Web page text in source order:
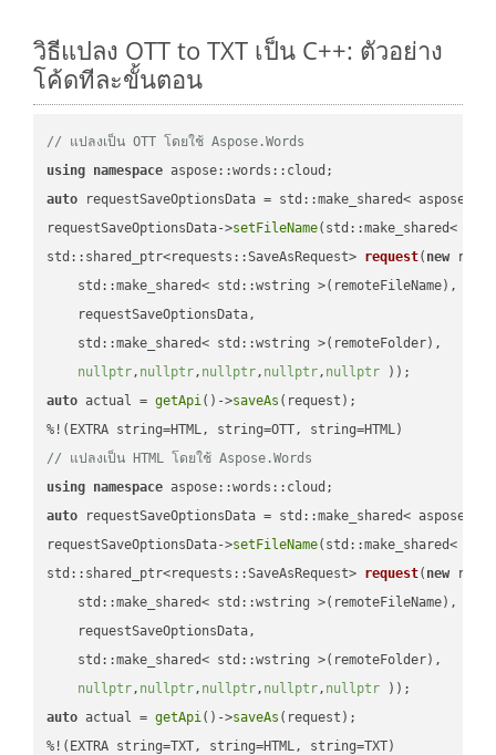
วิธีแปลง OTT to TXT เป็น C++: ตัวอย่าง
โค้ดทีละขั้นตอน
// แปลงเป็น OTT โดยใช้ Aspose.Words
using namespace
auto requestSaveOptionsData = std::make_shared<
requestSaveOptionsData->setFileName(std::make_shared<
std::shared_ptr<requests::SaveAsRequest> request( new
    std::make_shared< std::wstring >(remoteFileName),
    requestSaveOptionsData,
    std::make_shared< std::wstring >(remoteFolder),
nullptr, nullptr, nullptr, nullptr, nullptr ))
auto actual = getApi()->saveAs (request);
// แปลงเป็น HTML โดยใช้ Aspose.Words
using namespace
auto requestSaveOptionsData = std::make_shared<
requestSaveOptionsData->setFileName(std::make_shared<
std::shared_ptr<requests::SaveAsRequest> request( new
    std::make_shared< std::wstring >(remoteFileName),
    requestSaveOptionsData,
    std::make_shared< std::wstring >(remoteFolder),
nullptr, nullptr, nullptr, nullptr, nullptr ))
auto actual = getApi()->saveAs (request);
%!(EXTRA string=TXT, string=HTML, string=TXT)